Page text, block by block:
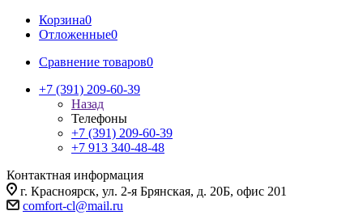
Корзина0
Отложенные0
Сравнение товаров0
+7 (391) 209-60-39
Назад
Телефоны
+7 (391) 209-60-39
+7 913 340-48-48
Контактная информация
г. Красноярск, ул. 2-я Брянская, д. 20Б, офис 201
comfort-cl@mail.ru